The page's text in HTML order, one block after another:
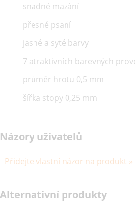
snadné mazání
přesné psaní
jasné a syté barvy
7 atraktivních barevných
průměr hrotu 0,5 mm
šířka stopy 0,25 mm
Názory uživatelů
Přidejte vlastní názor na produkt »
Alternativní produkty